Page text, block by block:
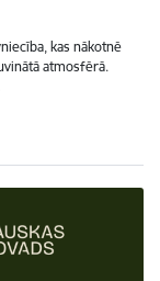
kas nākotnē
atmosfērā.